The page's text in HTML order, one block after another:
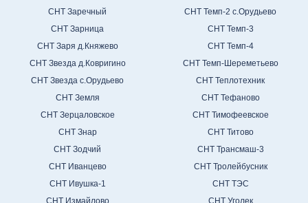
СНТ Заречный
СНТ Зарница
СНТ Заря д.Княжево
СНТ Звезда д.Ковригино
СНТ Звезда с.Орудьево
СНТ Земля
СНТ Зерцаловское
СНТ Знар
СНТ Зодчий
СНТ Иванцево
СНТ Ивушка-1
СНТ Измайлово
СНТ Темп-2 с.Орудьево
СНТ Темп-3
СНТ Темп-4
СНТ Темп-Шереметьево
СНТ Теплотехник
СНТ Тефаново
СНТ Тимофеевское
СНТ Титово
СНТ Трансмаш-3
СНТ Тролейбусник
СНТ ТЭС
СНТ Уголек